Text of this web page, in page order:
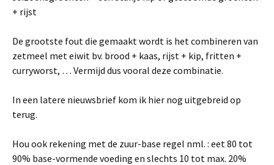
+ rijst
De grootste fout die gemaakt wordt is het combineren van
zetmeel met eiwit bv. brood + kaas, rijst + kip, fritten +
curryworst, … Vermijd dus vooral deze combinatie.
In een latere nieuwsbrief kom ik hier nog uitgebreid op
terug.
Hou ook rekening met de zuur-base regel nml. : eet 80 tot
90% base-vormende voeding en slechts 10 tot max. 20%